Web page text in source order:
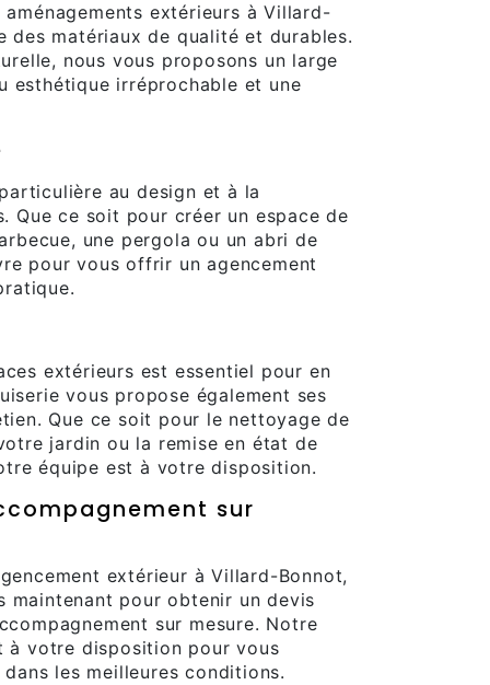
extérieurs à Villard-
des matériaux de qualité et durables.
nous vous proposons un large
esthétique irréprochable et une
au design et à la
Que ce soit pour créer un espace de
une pergola ou un abri de
pour vous offrir un agencement
extérieurs est essentiel pour en
vous propose également ses
Que ce soit pour le nettoyage de
jardin ou la remise en état de
équipe est à votre disposition.
sur
extérieur à Villard-Bonnot,
maintenant pour obtenir un devis
sur mesure. Notre
à votre disposition pour vous
les meilleures conditions.